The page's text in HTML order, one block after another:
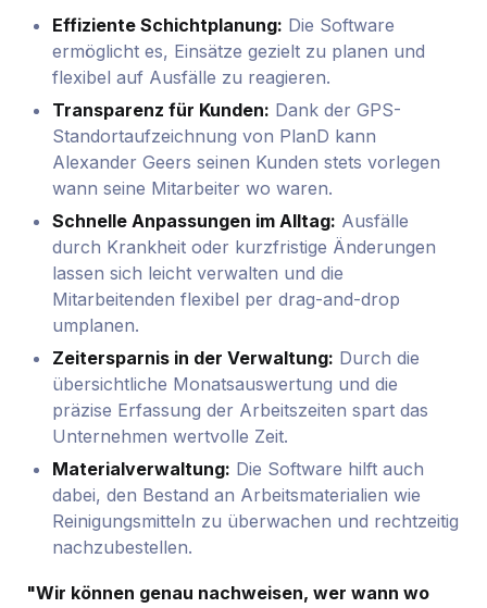
Effiziente Schichtplanung: Die Software
ermöglicht es, Einsätze gezielt zu planen und
flexibel auf Ausfälle zu reagieren.
Transparenz für Kunden: Dank der GPS-
Standortaufzeichnung von PlanD kann
Alexander Geers seinen Kunden stets vorlegen
wann seine Mitarbeiter wo waren.
Schnelle Anpassungen im Alltag: Ausfälle
durch Krankheit oder kurzfristige Änderungen
lassen sich leicht verwalten und die
Mitarbeitenden flexibel per drag-and-drop
umplanen.
Zeitersparnis in der Verwaltung: Durch die
übersichtliche Monatsauswertung und die
präzise Erfassung der Arbeitszeiten spart das
Unternehmen wertvolle Zeit.
Materialverwaltung: Die Software hilft auch
dabei, den Bestand an Arbeitsmaterialien wie
Reinigungsmitteln zu überwachen und rechtzeitig
nachzubestellen.
"Wir können genau nachweisen, wer wann wo